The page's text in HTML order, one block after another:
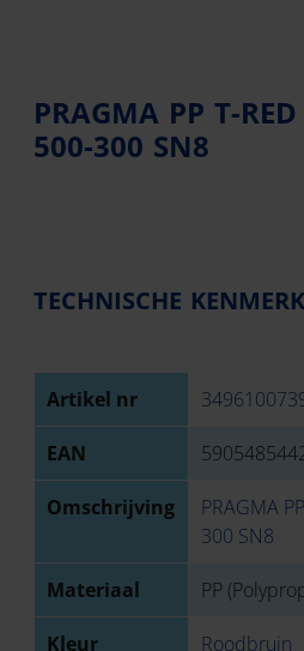
PRAGMA PP T-
500-300 SN8
TECHNISCHE
Artikel nr
EAN
Omschrijving
PRAGMA
300 SN8
Materiaal PP
Kleur Roodbruin